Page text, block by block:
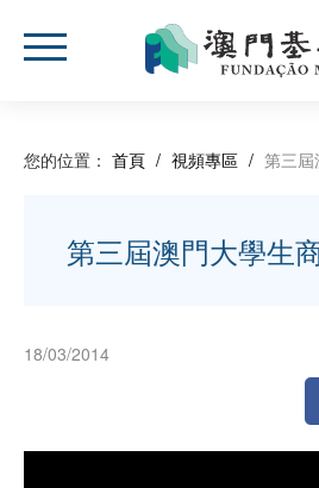
您的位置： 首頁 / 視頻專區 / 第三屆
第三屆澳門大學生
18/03/2014